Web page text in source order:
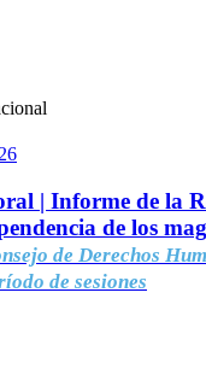
| Informe de la
de los
de Derechos
de sesiones